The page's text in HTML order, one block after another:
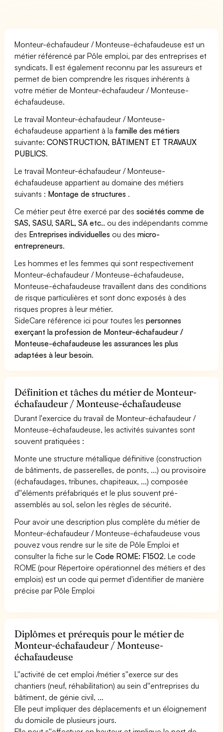
Monteur-échafaudeur / Monteuse-échafaudeuse est un
métier référencé par Pôle emploi, par des entreprises et
syndicats. Il est également reconnu par les assureurs et
permet de bien comprendre les risques inhérents à
votre métier de Monteur-échafaudeur / Monteuse-
échafaudeuse.
Le travail Monteur-échafaudeur / Monteuse-
échafaudeuse appartient à la famille des métiers
suivante:CONSTRUCTION, BÂTIMENT ET TRAVAUX
PUBLICS.
Le travail Monteur-échafaudeur / Monteuse-
échafaudeuse appartient au domaine des métiers
suivants : Montage de structures .
Ce métier peut être exercé par dessociétés comme de
SAS, SASU, SARL, SA etc.. ou des indépendants comme
des Entreprises individuelles ou desmicro-
entrepreneurs.
Les hommes et les femmes qui sont respectivement
Monteur-échafaudeur / Monteuse-échafaudeuse,
Monteuse-échafaudeuse travaillent dans des conditions
de risque particulières et sont donc exposés à des
risques propres à leur métier.
SideCare référence ici pour toutes lespersonnes
exerçant la profession de Monteur-échafaudeur /
Monteuse-échafaudeuse les assurances les plus
adaptées à leur besoin.
Définition et tâches du métier de Monteur-
échafaudeur / Monteuse-échafaudeuse
Durant l'exercice du travail de Monteur-échafaudeur /
Monteuse-échafaudeuse, les activités suivantes sont
souvent pratiquées :
Monte une structure métallique définitive (construction
de bâtiments, de passerelles, de ponts, ...) ou provisoire
(échafaudages, tribunes, chapiteaux, ...) composée
d''éléments préfabriqués et le plus souvent pré-
assemblés au sol, selon les règles de sécurité.
Pour avoir une description plus complète du métier de
Monteur-échafaudeur / Monteuse-échafaudeuse vous
pouvez vous rendre sur le site de Pôle Emploi et
consulter la fiche sur leCode ROME: F1502. Le code
ROME (pour Répertoire opérationnel des métiers et des
emplois) est un code qui permet d'identifier de manière
précise par Pôle Emploi
Diplômes et prérequis pour le métier de
Monteur-échafaudeur / Monteuse-
échafaudeuse
L''activité de cet emploi /métier s''exerce sur des
chantiers (neuf, réhabilitation) au sein d''entreprises du
bâtiment, de génie civil, ...
Elle peut impliquer des déplacements et un éloignement
du domicile de plusieurs jours.